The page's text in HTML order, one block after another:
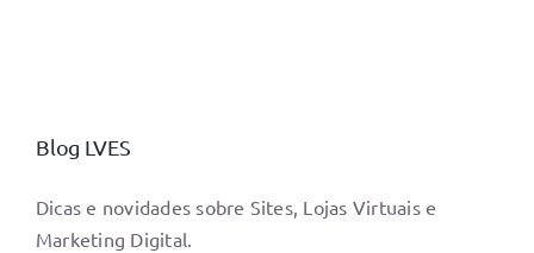
Blog LVES
Dicas e novidades sobre Sites, Lojas Virtuais e
Marketing Digital.